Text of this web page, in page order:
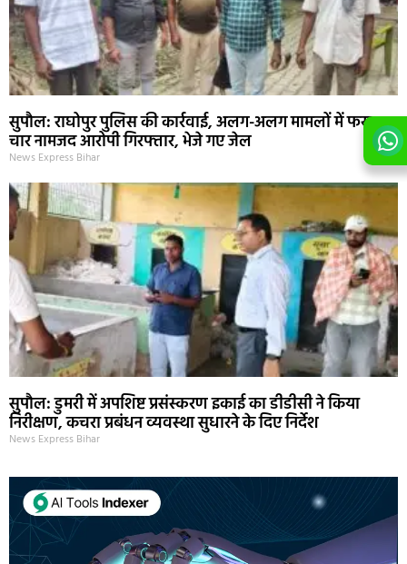
सुपौल: राघोपुर पुलिस की कार्रवाई, अलग-अलग मामलों में फरार
चार नामजद आरोपी गिरफ्तार, भेजे गए जेल
News Express Bihar
सुपौल: डुमरी में अपशिष्ट प्रसंस्करण इकाई का डीडीसी ने किया
निरीक्षण, कचरा प्रबंधन व्यवस्था सुधारने के दिए निर्देश
News Express Bihar